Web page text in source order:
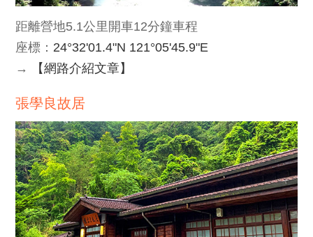
距離營地5.1公里開車12分鐘車程
座標： 24°32'01.4"N 121°05'45.9"E
→
【網路介紹文章】
張學良故居